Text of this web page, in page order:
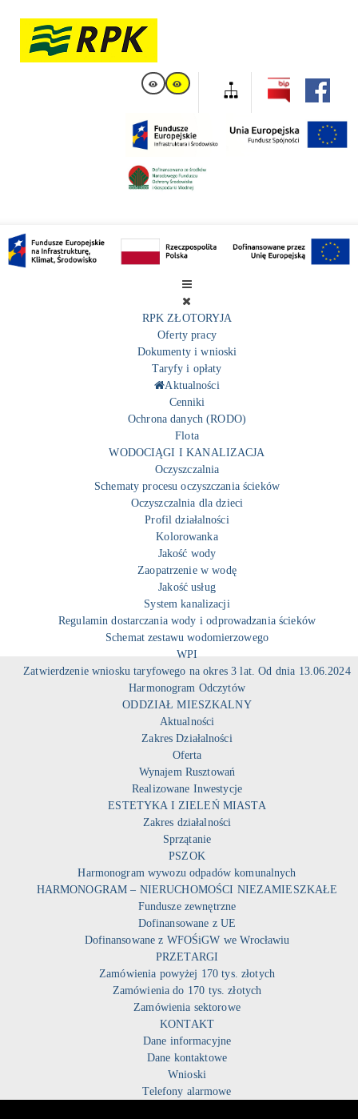
RPK ZŁOTORYJA
Oferty pracy
Dokumenty i wnioski
Taryfy i opłaty
Aktualności
Cenniki
Ochrona danych (RODO)
Flota
WODOCIĄGI I KANALIZACJA
Oczyszczalnia
Schematy procesu oczyszczania ścieków
Oczyszczalnia dla dzieci
Profil działalności
Kolorowanka
Jakość wody
Zaopatrzenie w wodę
Jakość usług
System kanalizacji
Regulamin dostarczania wody i odprowadzania ścieków
Schemat zestawu wodomierzowego
WPI
Zatwierdzenie wniosku taryfowego na okres 3 lat. Od dnia 13.06.2024
Harmonogram Odczytów
ODDZIAŁ MIESZKALNY
Aktualności
Zakres Działalności
Oferta
Wynajem Rusztowań
Realizowane Inwestycje
ESTETYKA I ZIELEŃ MIASTA
Zakres działalności
Sprzątanie
PSZOK
Harmonogram wywozu odpadów komunalnych
HARMONOGRAM – NIERUCHOMOŚCI NIEZAMIESZKAŁE
Fundusze zewnętrzne
Dofinansowane z UE
Dofinansowane z WFOŚiGW we Wrocławiu
PRZETARGI
Zamówienia powyżej 170 tys. złotych
Zamówienia do 170 tys. złotych
Zamówienia sektorowe
KONTAKT
Dane informacyjne
Dane kontaktowe
Wnioski
Telefony alarmowe